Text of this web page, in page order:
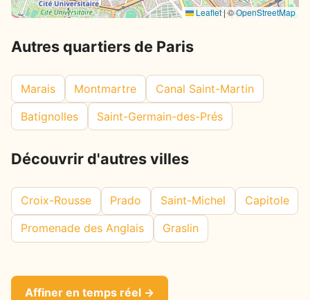
Leaflet|©OpenStreetMap
Autres quartiers de Paris
Marais Montmartre
Canal Saint-Martin
Batignolles
Saint-Germain-des-Prés
Découvrir d'autres villes
Croix-Rousse Prado Saint-Michel
Capitole
Promenade des Anglais
Graslin
Affiner en temps réel →